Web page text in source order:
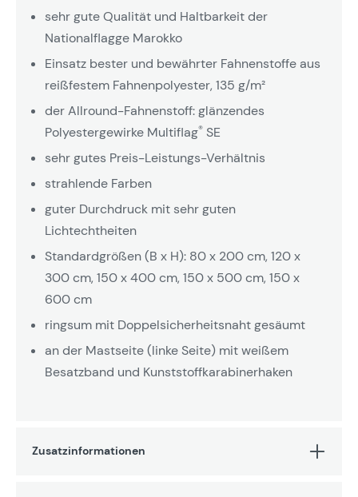
sehr gute Qualität und Haltbarkeit der
Nationalflagge Marokko
Einsatz bester und bewährter Fahnenstoffe aus
reißfestem Fahnenpolyester, 135 g/m²
der Allround-Fahnenstoff: glänzendes
Polyestergewirke Multiflag® SE
sehr gutes Preis-Leistungs-Verhältnis
strahlende Farben
guter Durchdruck mit sehr guten
Lichtechtheiten
Standardgrößen (B x H): 80 x 200 cm, 120 x
300 cm, 150 x 400 cm, 150 x 500 cm, 150 x
600 cm
ringsum mit Doppelsicherheitsnaht gesäumt
an der Mastseite (linke Seite) mit weißem
Besatzband und Kunststoffkarabinerhaken
Zusatzinformationen